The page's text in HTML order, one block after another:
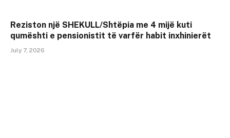
Reziston një SHEKULL/Shtëpia me 4 mijë kuti
qumështi e pensionistit të varfër habit inxhinierët
July 7, 2026